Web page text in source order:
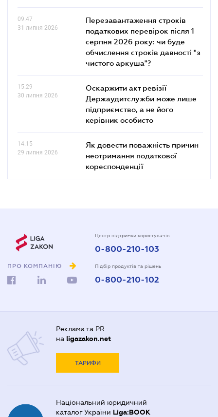
09.47
31 липня 2026
Перезавантаження строків
податкових перевірок після 1
серпня 2026 року: чи буде
обчислення строків давності "з
чистого аркуша"?
15.29
30 липня 2026
Оскаржити акт ревізії
Держаудитслужби може лише
підприємство, а не його
керівник особисто
14.15
29 липня 2026
Як довести поважність причин
неотримання податкової
кореспонденції
ПРО КОМПАНІЮ
Центр підтримки користувачів
0-800-210-103
Підбір продуктів та рішень
0-800-210-102
Реклама та PR
на ligazakon.net
ТАРИФИ
Національний юридичний
каталог України Liga:BOOK